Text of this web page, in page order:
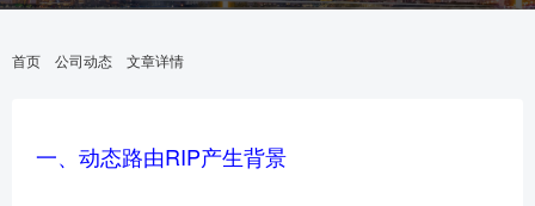
首页 公司动态 文章详情
一、动态路由RIP产生背景